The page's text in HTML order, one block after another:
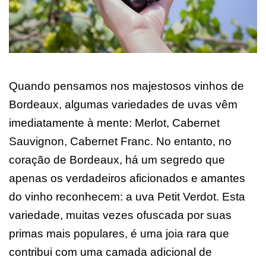
Quando pensamos nos majestosos vinhos de
Bordeaux, algumas variedades de uvas vêm
imediatamente à mente: Merlot, Cabernet
Sauvignon, Cabernet Franc. No entanto, no
coração de Bordeaux, há um segredo que
apenas os verdadeiros aficionados e amantes
do vinho reconhecem: a uva Petit Verdot. Esta
variedade, muitas vezes ofuscada por suas
primas mais populares, é uma joia rara que
contribui com uma camada adicional de